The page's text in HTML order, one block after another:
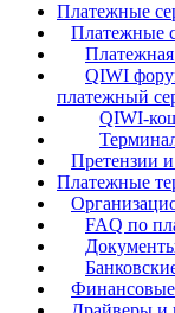
Платежные
Платежные
Платежная
QIWI
платежный
QIWI-
Претензии
Платежные
FAQ по